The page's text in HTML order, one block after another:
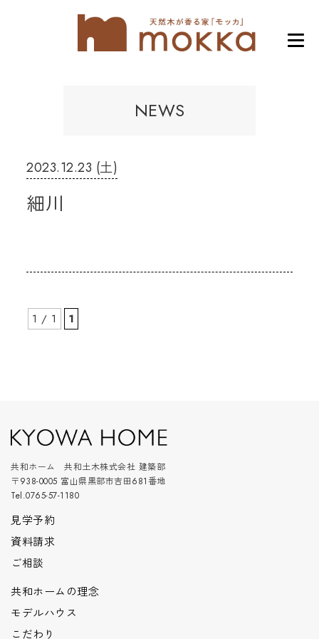
NEWS
2023.12.23 (土)
細川
1 / 1 1
共和ホーム 共和土木株式会社 建築部
〒938-0005 富山県黒部市吉田681番地
Tel.0765-57-1180
見学予約
資料請求
ご相談
共和ホームの理念
モデルハウス
こだわり